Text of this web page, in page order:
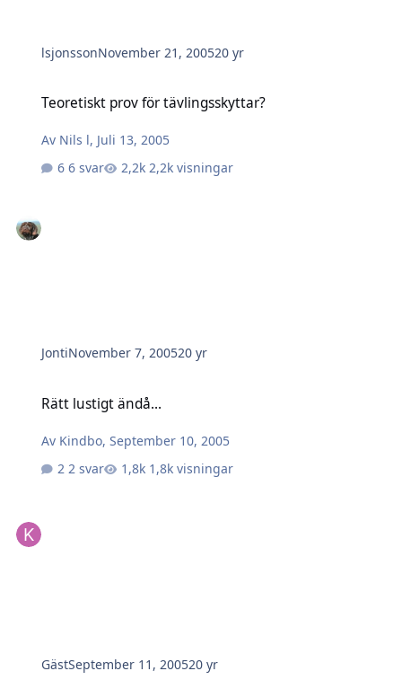
lsjonssonNovember 21, 200520 yr
Teoretiskt prov för tävlingsskyttar?
Av Nils l, Juli 13, 2005
6 svar
2,2k visningar
JontiNovember 7, 200520 yr
Rätt lustigt ändå...
Av Kindbo,September 10, 2005
2 svar
1,8k visningar
GästSeptember 11, 200520 yr